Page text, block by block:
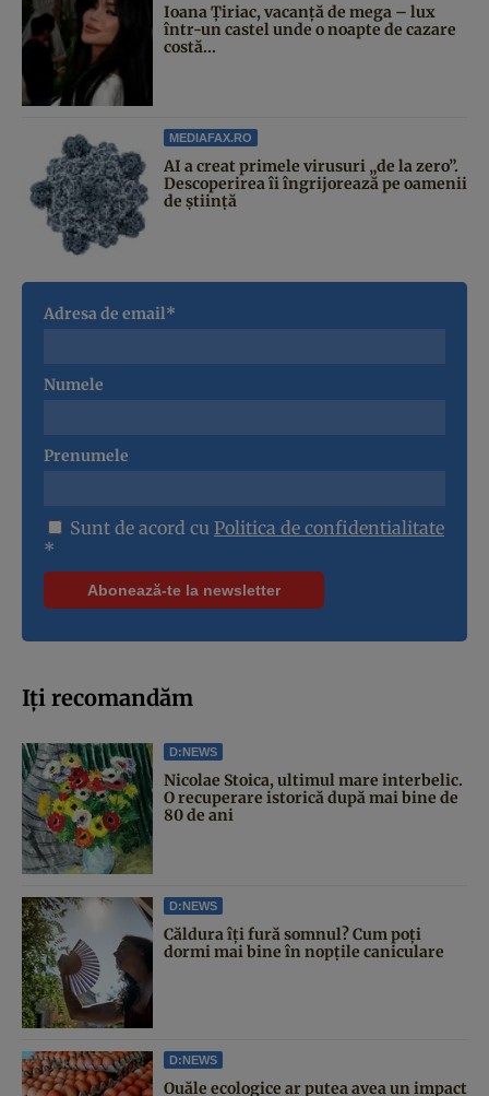
Ioana Țiriac, vacanță de mega – lux
într-un castel unde o noapte de cazare
costă...
MEDIAFAX.RO
AI a creat primele virusuri „de la zero”.
Descoperirea îi îngrijorează pe oamenii
de știință
Adresa de email*
Numele
Prenumele
Sunt de acord cu Politica de confidentialitate
*
Iți recomandăm
D:NEWS
Nicolae Stoica, ultimul mare interbelic.
O recuperare istorică după mai bine de
80 de ani
D:NEWS
Căldura îți fură somnul? Cum poți
dormi mai bine în nopțile caniculare
D:NEWS
Ouăle ecologice ar putea avea un impact